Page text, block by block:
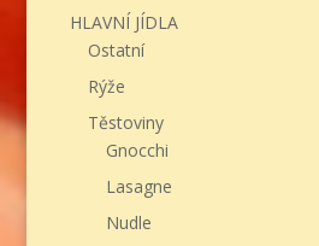
HLAVNÍ JÍDLA
Ostatní
Rýže
Těstoviny
Gnocchi
Lasagne
Nudle